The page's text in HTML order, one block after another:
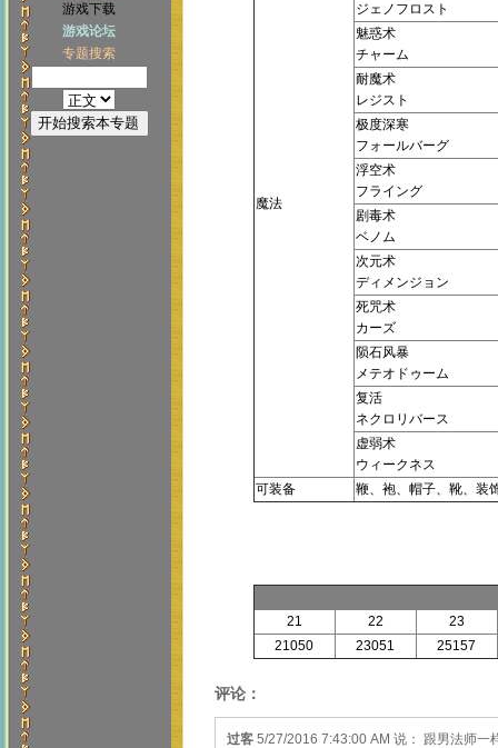
魔法
ジェノフロスト
魅惑术
チャーム
耐魔术
レジスト
极度深寒
フォールバーグ
浮空术
フライング
剧毒术
ベノム
次元术
ディメンジョン
死咒术
カーズ
陨石风暴
メテオドゥーム
复活
ネクロリバース
虚弱术
ウィークネス
可装备
鞭、袍、帽子、靴、装
21 22
23
21050
23051 25157
评论：
过客 5/27/2016 7:43:00 AM 说： 跟男法师一
游戏下载
游戏论坛
专题搜索